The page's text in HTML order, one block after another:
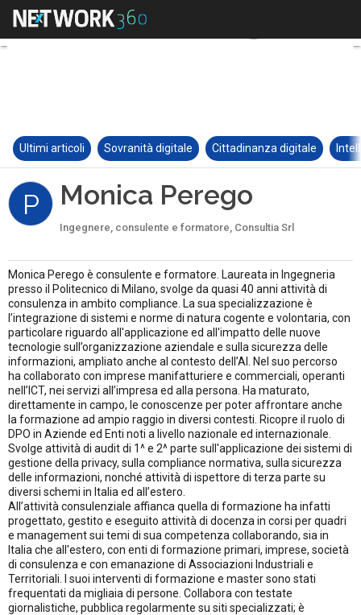
Ultimi articoli Sovranità digitale Cittadinanza digitale
P Monica Perego
Ingegnere, consulente e formatore, Consultia Srl
Monica Perego è consulente e formatore. Laureata in Ingegneria
presso il Politecnico di Milano, svolge da quasi 40 anni attività di
consulenza in ambito compliance. La sua specializzazione è
l’integrazione di sistemi e norme di natura cogente e volontaria, con
particolare riguardo all'applicazione ed all'impatto delle nuove
tecnologie sull’organizzazione aziendale e sulla sicurezza delle
informazioni, ampliato anche al contesto dell’AI. Nel suo percorso
ha collaborato con imprese manifatturiere e commerciali, operanti
nell’ICT, nei servizi all’impresa ed alla persona. Ha maturato,
direttamente in campo, le conoscenze per poter affrontare anche
la formazione ad ampio raggio in diversi contesti. Ricopre il ruolo di
DPO in Aziende ed Enti noti a livello nazionale ed internazionale.
Svolge attività di audit di 1^ e 2^ parte sull'applicazione dei sistemi di
gestione della privacy, sulla compliance normativa, sulla sicurezza
delle informazioni, nonché attività di ispettore di terza parte su
diversi schemi in Italia ed all’estero.
All’attività consulenziale affianca quella di formazione ha infatti
progettato, gestito e eseguito attività di docenza in corsi per quadri
e management sui temi di sua competenza collaborando, sia in
Italia che all'estero, con enti di formazione primari, imprese, società
di consulenza e con emanazione di Associazioni Industriali e
Territoriali. I suoi interventi di formazione e master sono stati
frequentati da migliaia di persone. Collabora con testate
giornalistiche, pubblica regolarmente su siti specializzati; è